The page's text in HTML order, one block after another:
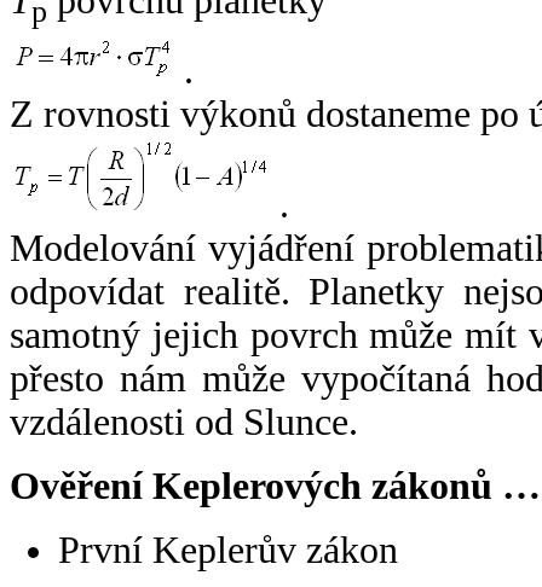
p
.
Z rovnosti výkonů dostaneme po
.
Modelování vyjádření
odpovídat realitě. Planetky
samotný jejich povrch může mít
přesto nám může vypočítaná
vzdálenosti od Slunce.
Ověření Keplerových zákonů …
První Keplerův zákon